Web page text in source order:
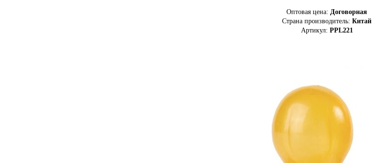
Оптовая цена: Договорная
Страна производитель: Китай
Артикул: PPL221